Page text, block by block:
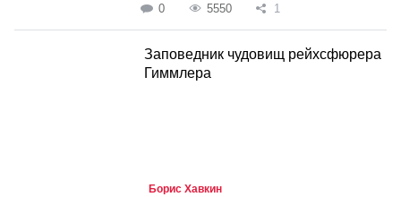
0 5550 1
Заповедник чудовищ рейхсфюрера
Гиммлера
Борис Хавкин